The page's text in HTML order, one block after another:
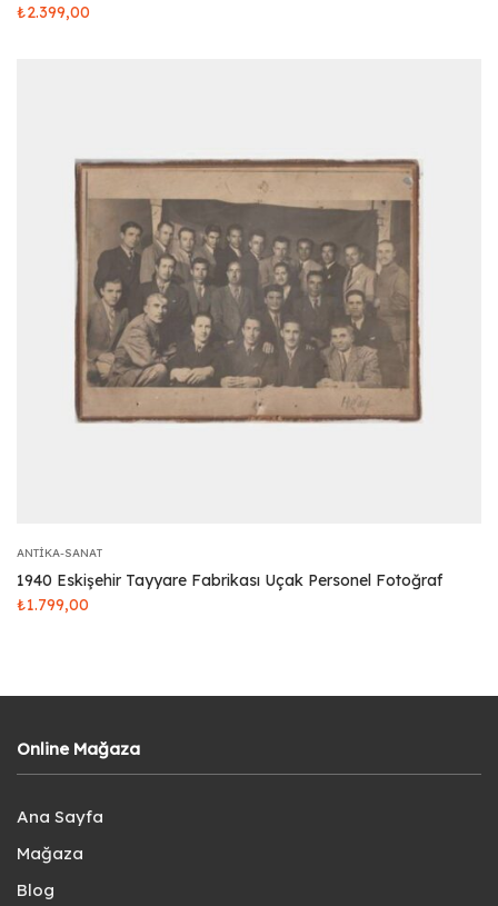
₺2.399,00
ANTIKA-SANAT
1940 Eskişehir Tayyare Fabrikası Uçak Personel Fotoğraf
₺1.799,00
Online Mağaza
Ana Sayfa
Mağaza
Blog